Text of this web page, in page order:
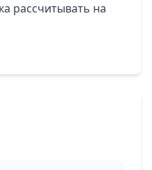
рассчитывать на